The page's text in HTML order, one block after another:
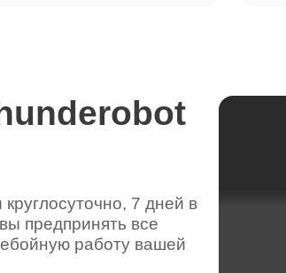
видеокарты ноутбуков
7 дней в
предпринять все
работу вашей